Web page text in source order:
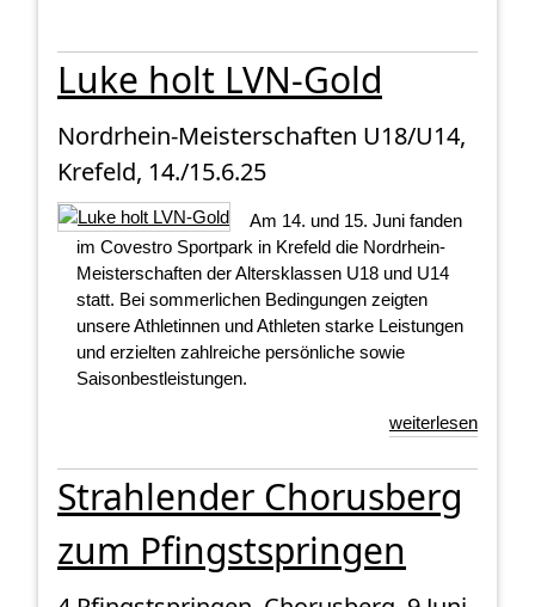
Luke holt LVN-Gold
Nordrhein-Meisterschaften U18/U14,
Krefeld, 14./15.6.25
Am 14. und 15. Juni fanden
im Covestro Sportpark in Krefeld die Nordrhein-
Meisterschaften der Altersklassen U18 und U14
statt. Bei sommerlichen Bedingungen zeigten
unsere Athletinnen und Athleten starke Leistungen
und erzielten zahlreiche persönliche sowie
Saisonbestleistungen.
weiterlesen
Strahlender Chorusberg
zum Pfingstspringen